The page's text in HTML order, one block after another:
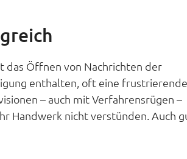
das Öffnen von Nachrichten der
enthalten, oft eine frustrierende
– auch mit Verfahrensrügen –
Handwerk nicht verstünden. Auch